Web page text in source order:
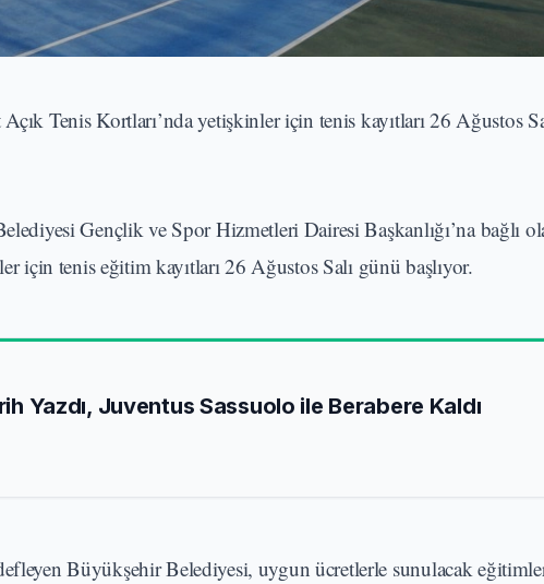
Tenis Kortları’nda yetişkinler için tenis kayıtları 26 Ağustos
Gençlik ve Spor Hizmetleri Dairesi Başkanlığı’na bağlı
için tenis eğitim kayıtları 26 Ağustos Salı günü başlıyor.
Yazdı, Juventus Sassuolo ile Berabere Kaldı
Büyükşehir Belediyesi, uygun ücretlerle sunulacak